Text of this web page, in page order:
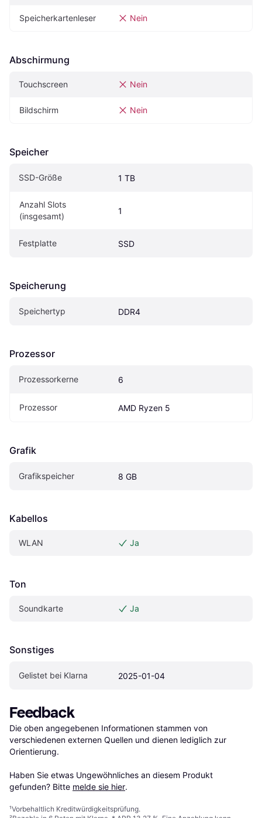
Speicherkartenleser Nein
Abschirmung
Touchscreen Nein
Bildschirm Nein
Speicher
SSD-Größe 1 TB
Anzahl Slots
(insgesamt)
1
Festplatte SSD
Speicherung
Speichertyp DDR4
Prozessor
Prozessorkerne 6
Prozessor AMD Ryzen 5
Grafik
Grafikspeicher 8 GB
Kabellos
WLAN Ja
Ton
Soundkarte Ja
Sonstiges
Gelistet bei Klarna 2025-01-04
Feedback
Die oben angegebenen Informationen stammen von
verschiedenen externen Quellen und dienen lediglich zur
Orientierung.
Haben Sie etwas Ungewöhnliches an diesem Produkt
gefunden? Bitte melde sie hier.
¹Vorbehaltlich Kreditwürdigkeitsprüfung.